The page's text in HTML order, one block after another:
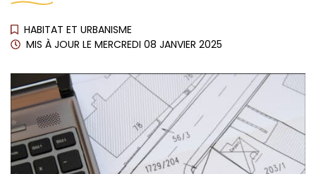
HABITAT ET URBANISME
MIS À JOUR LE MERCREDI 08 JANVIER 2025